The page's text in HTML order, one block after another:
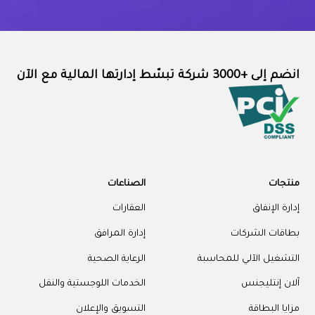
انضم إلى +3000 شركة تبسّط إدارتها المالية مع الآن
منتجات
إدارة الإنفاق
بطاقات الشركات
التشغيل الآلي للمحاسبة
آلان إنتليجنس
مزايا البطاقة
الصناعات
العقارات
إدارة المرافق
الرعاية الصحية
الخدمات اللوجستية والنقل
التسويق والإعلان